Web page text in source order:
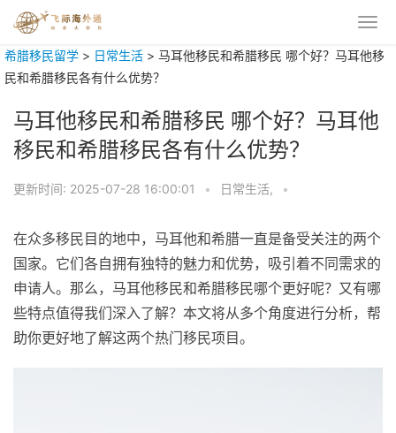
希腊移民留学 > 日常生活 > 马耳他移民和希腊移民 哪个好？马耳他移
民和希腊移民各有什么优势？
马耳他移民和希腊移民 哪个好？马耳他
移民和希腊移民各有什么优势？
更新时间: 2025-07-28 16:00:01 • 日常生活, •
在众多移民目的地中，马耳他和希腊一直是备受关注的两个
国家。它们各自拥有独特的魅力和优势，吸引着不同需求的
申请人。那么，马耳他移民和希腊移民哪个更好呢？又有哪
些特点值得我们深入了解？本文将从多个角度进行分析，帮
助你更好地了解这两个热门移民项目。